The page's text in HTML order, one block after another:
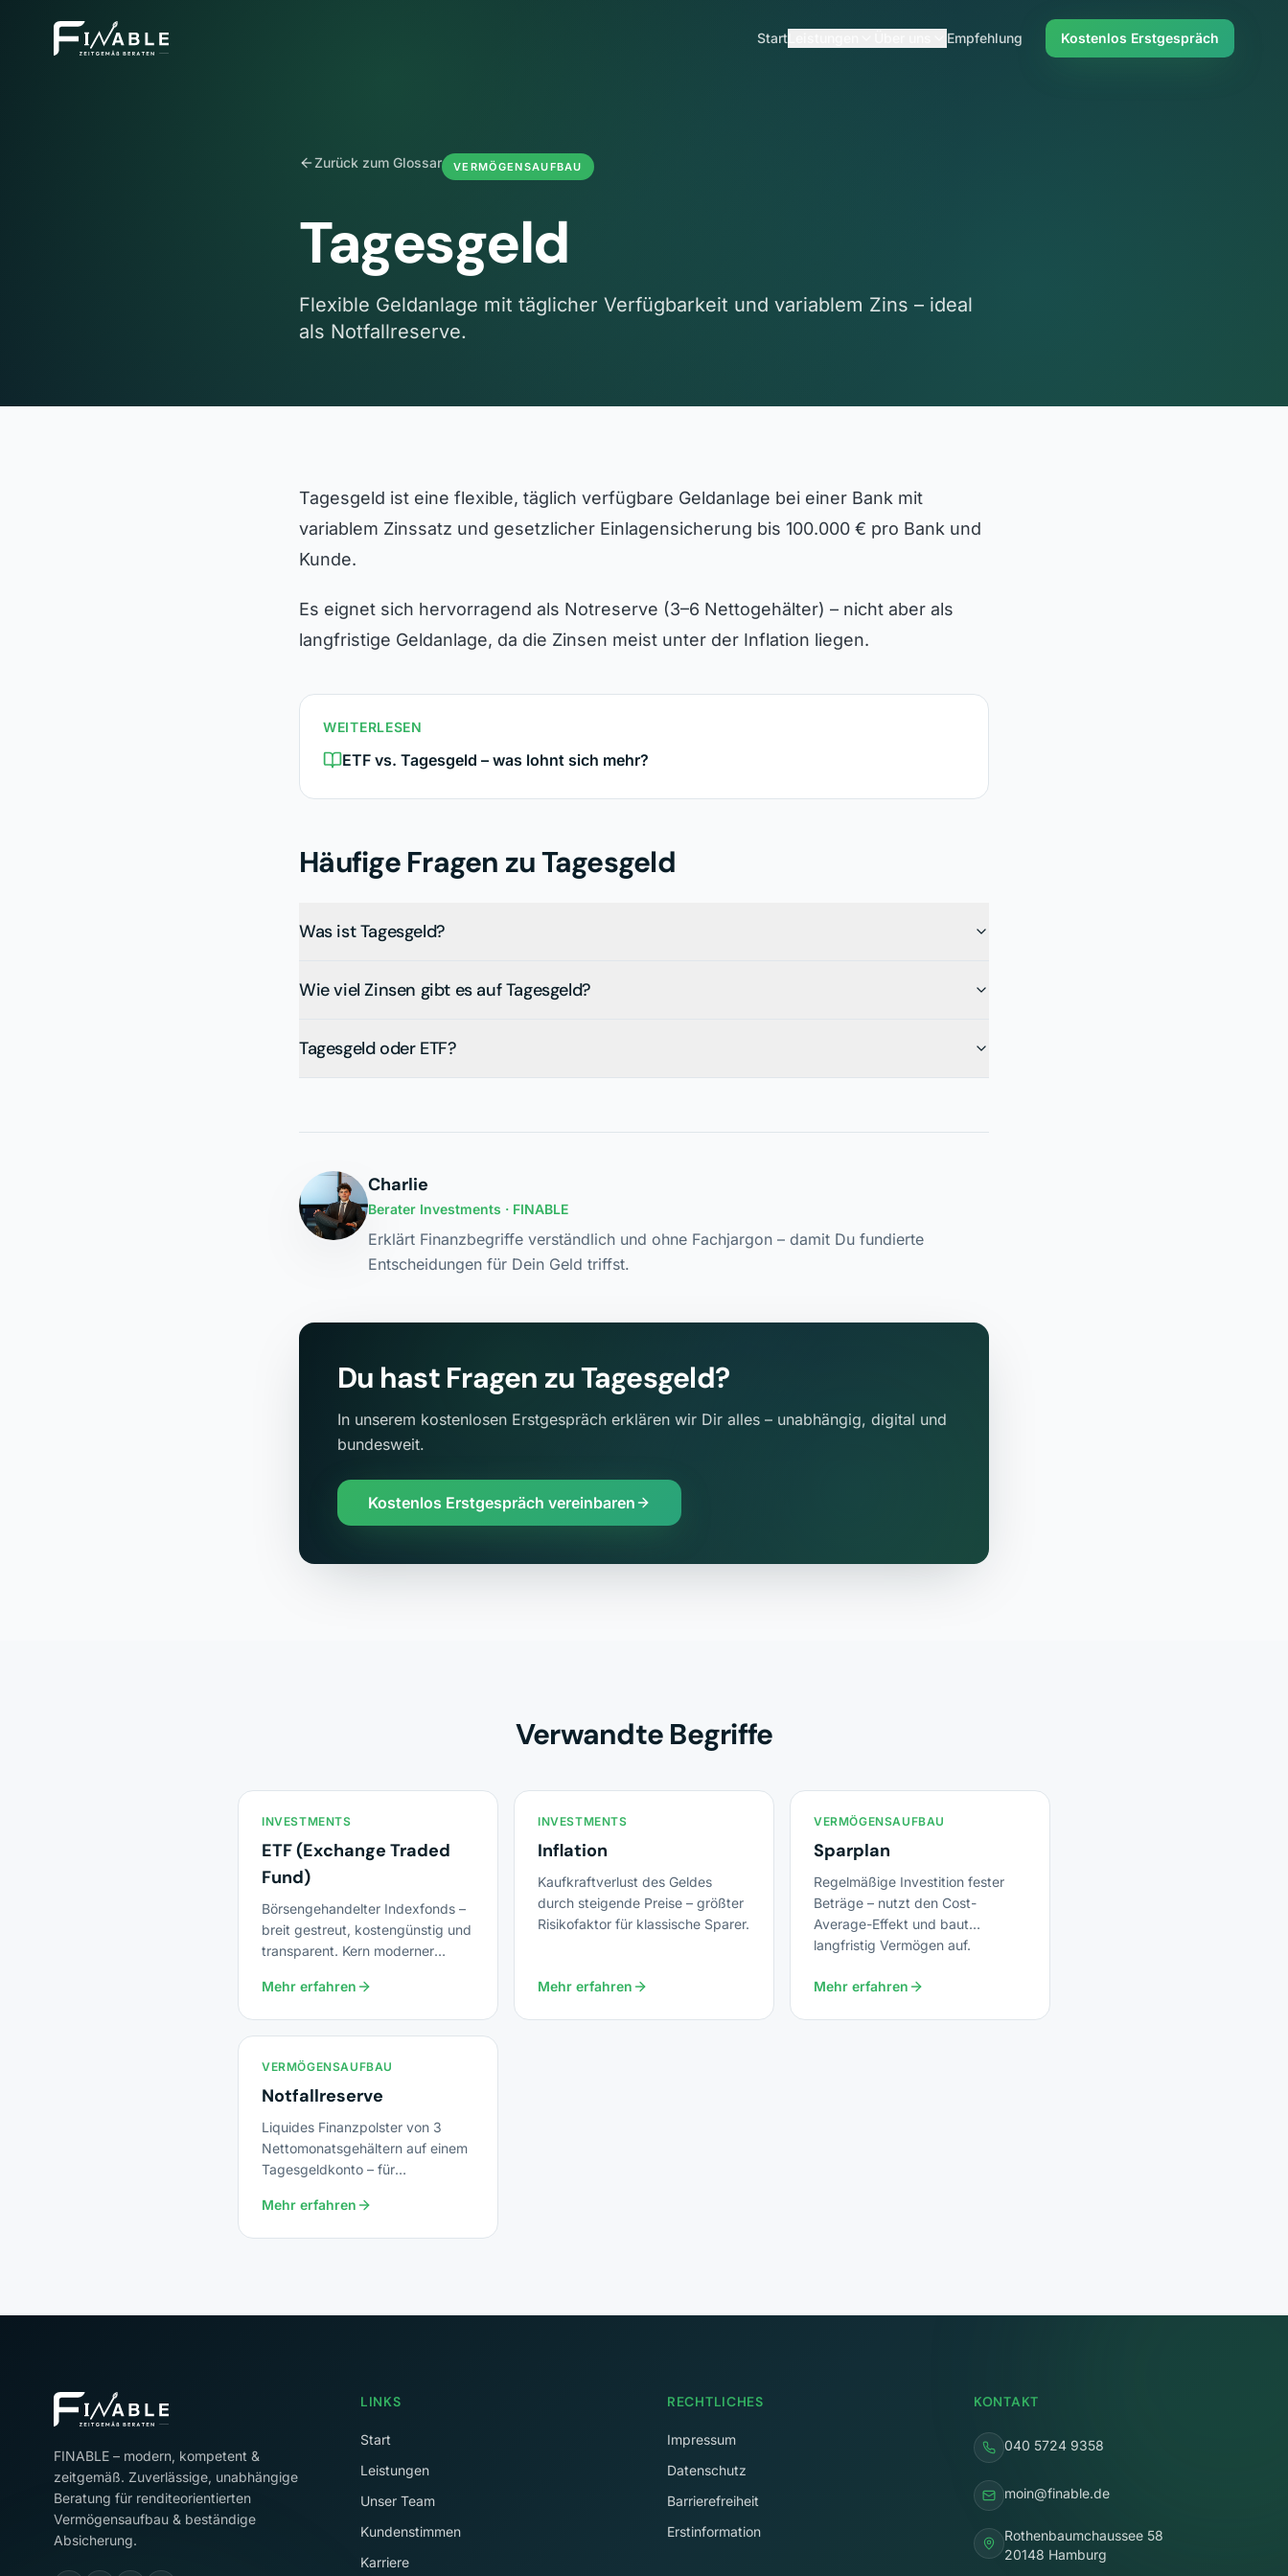
StartLeistungen Empfehlung Kostenlos Erstgespräch
Zurück zum Glossar VERMÖGENSAUFBAU
Tagesgeld
Flexible Geldanlage mit täglicher Verfügbarkeit und variablem Zins – ideal
als Notfallreserve.
Tagesgeld ist eine flexible, täglich verfügbare Geldanlage bei einer Bank mit
variablem Zinssatz und gesetzlicher Einlagensicherung bis 100.000 € pro Bank und
Kunde.
Es eignet sich hervorragend als Notreserve (3–6 Nettogehälter) – nicht aber als
langfristige Geldanlage, da die Zinsen meist unter der Inflation liegen.
WEITERLESEN
ETF vs. Tagesgeld – was lohnt sich mehr?
Häufige Fragen zuTagesgeld
Was ist Tagesgeld?
Wie viel Zinsen gibt es auf Tagesgeld?
Tagesgeld oder ETF?
Charlie
Berater Investments · FINABLE
Erklärt Finanzbegriffe verständlich und ohne Fachjargon – damit Du fundierte
Entscheidungen für Dein Geld triffst.
Du hast Fragen zuTagesgeld?
In unserem kostenlosen Erstgespräch erklären wir Dir alles – unabhängig, digital und
bundesweit.
Kostenlos Erstgespräch vereinbaren
Verwandte Begriffe
INVESTMENTS
ETF (Exchange Traded
Fund)
Börsengehandelter Indexfonds –
breit gestreut, kostengünstig und
transparent. Kern moderner
Mehr erfahren
INVESTMENTS
Inflation
Kaufkraftverlust des Geldes
durch steigende Preise – größter
Risikofaktor für klassische Sparer.
Mehr erfahren
VERMÖGENSAUFBAU
Sparplan
Regelmäßige Investition fester
Beträge – nutzt den Cost-
Average-Effekt und baut
langfristig Vermögen auf.
Mehr erfahren
VERMÖGENSAUFBAU
Notfallreserve
Liquides Finanzpolster von 3
Nettomonatsgehältern auf einem
Tagesgeldkonto – für
Mehr erfahren
FINABLE – modern, kompetent &
zeitgemäß. Zuverlässige, unabhängige
Beratung für renditeorientierten
Vermögensaufbau & beständige
Absicherung.
LINKS
Start
Leistungen
Unser Team
Kundenstimmen
Karriere
RECHTLICHES
Impressum
Datenschutz
Barrierefreiheit
Erstinformation
KONTAKT
040 5724 9358
moin@finable.de
Rothenbaumchaussee 58
20148 Hamburg